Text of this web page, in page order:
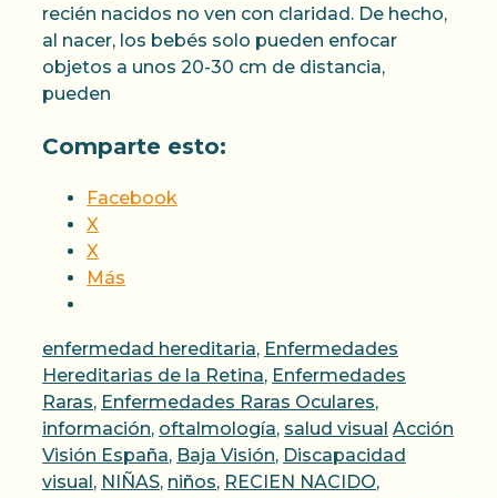
recién nacidos no ven con claridad. De hecho,
al nacer, los bebés solo pueden enfocar
objetos a unos 20-30 cm de distancia,
pueden
Comparte esto:
Facebook
X
X
Más
Categorías
enfermedad hereditaria, Enfermedades
Hereditarias de la Retina, Enfermedades
Raras, Enfermedades Raras Oculares,
información, oftalmología, salud visual Etiquetas
Acción
Visión España, Baja Visión, Discapacidad
visual , NIÑAS, niños, RECIEN NACIDO,